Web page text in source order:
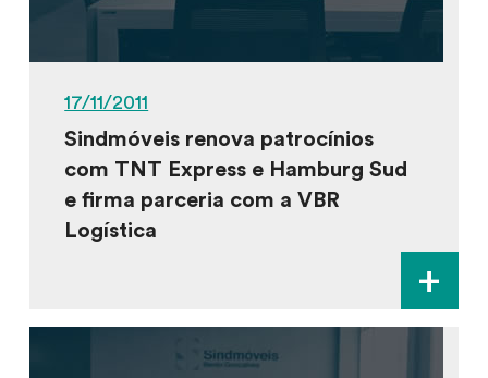
17/11/2011
Sindmóveis renova patrocínios
com TNT Express e Hamburg Sud
e firma parceria com a VBR
Logística
+